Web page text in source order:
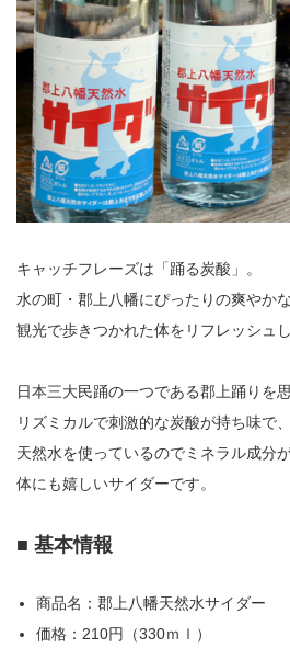
キャッチフレーズは「踊る炭酸」。
水の町・郡上八幡にぴったりの爽やか
観光で歩きつかれた体をリフレッシュ
日本三大民踊の一つである郡上踊りを思
リズミカルで刺激的な炭酸が持ち味で、
天然水を使っているのでミネラル成分
体にも嬉しいサイダーです。
■ 基本情報
商品名：郡上八幡天然水サイダー
価格：210円（330ｍｌ）